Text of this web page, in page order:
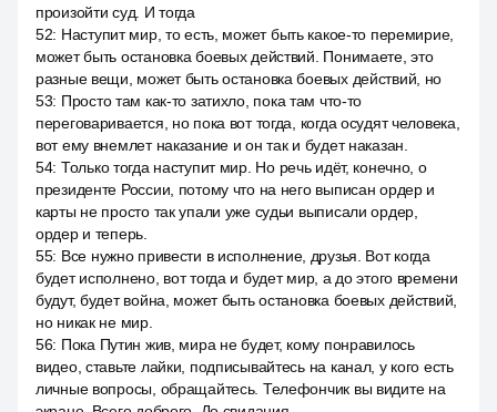
произойти суд. И тогда
52: Наступит мир, то есть, может быть какое-то перемирие,
может быть остановка боевых действий. Понимаете, это
разные вещи, может быть остановка боевых действий, но
53: Просто там как-то затихло, пока там что-то
переговаривается, но пока вот тогда, когда осудят человека,
вот ему внемлет наказание и он так и будет наказан.
54: Только тогда наступит мир. Но речь идёт, конечно, о
президенте России, потому что на него выписан ордер и
карты не просто так упали уже судьи выписали ордер,
ордер и теперь.
55: Все нужно привести в исполнение, друзья. Вот когда
будет исполнено, вот тогда и будет мир, а до этого времени
будут, будет война, может быть остановка боевых действий,
но никак не мир.
56: Пока Путин жив, мира не будет, кому понравилось
видео, ставьте лайки, подписывайтесь на канал, у кого есть
личные вопросы, обращайтесь. Телефончик вы видите на